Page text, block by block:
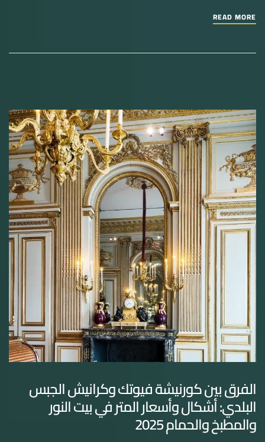
READ MORE
الفرق بين كورنيشة فيوتك وكرانيش الجبس
البلدي: أشكال وأسعار المتر في بيت النور
والمطبخ والحمام 2025